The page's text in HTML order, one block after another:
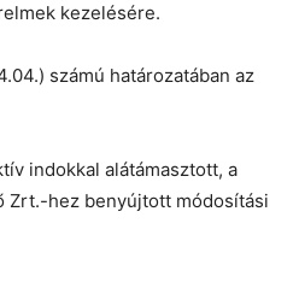
kezelésére.
számú határozatában az
indokkal alátámasztott, a
Zrt.-hez benyújtott módosítási